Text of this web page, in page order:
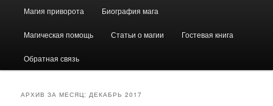
Магия приворота Биография мага
Магическая помощь Статьи о магии Гостевая книга
Обратная связь
АРХИВ ЗА МЕСЯЦ: ДЕКАБРЬ 2017